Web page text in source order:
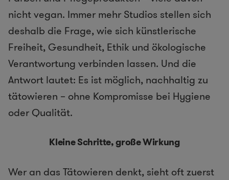
nicht vegan. Immer mehr Studios stellen sich
deshalb die Frage, wie sich künstlerische
Freiheit, Gesundheit, Ethik und ökologische
Verantwortung verbinden lassen. Und die
Antwort lautet: Es ist möglich, nachhaltig zu
tätowieren – ohne Kompromisse bei Hygiene
oder Qualität.
Kleine Schritte, große Wirkung
Wer an das Tätowieren denkt, sieht oft zuerst